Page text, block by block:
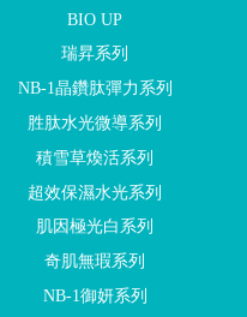
BIO UP
瑞昇系列
NB-1晶鑽肽彈力系列
胜肽水光微導系列
積雪草煥活系列
超效保濕水光系列
肌因極光白系列
奇肌無瑕系列
NB-1御妍系列